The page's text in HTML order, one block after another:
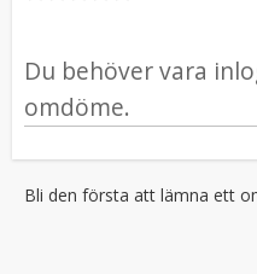
Bli den första att lämna ett